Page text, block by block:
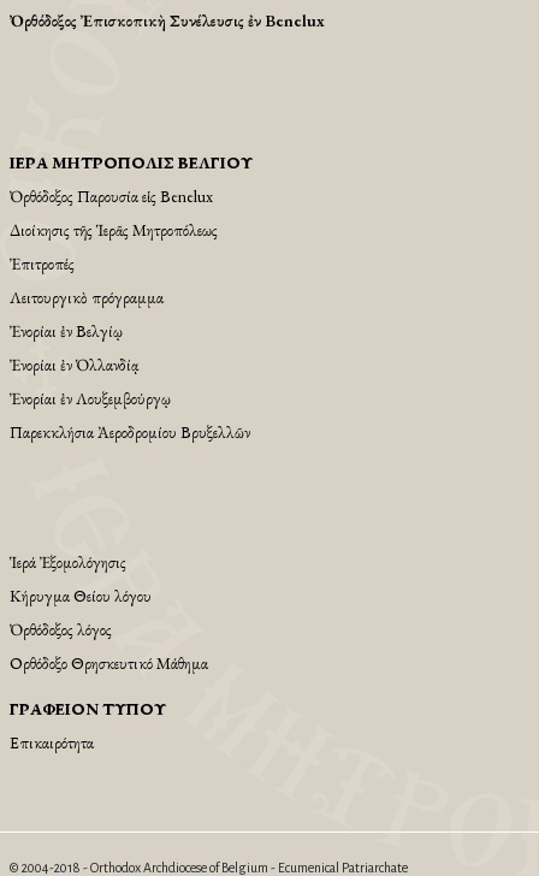
Ὀρθόδοξος Ἐπισκοπικὴ Συνέλευσις ἐν Benelux
ἹΕΡΆ ΜΗΤΡΌΠΟΛΙΣ ΒΕΛΓΊΟΥ
Ὀρθόδοξος Παρουσία εἱς Βenelux
Διοίκησις τῆς Ἱερᾶς Μητροπόλεως
Ἐπιτροπές
Λειτουργικὸ πρόγραμμα
Ἐνορίαι ἐν Βελγίῳ
Ἐνορίαι ἐν Ὁλλανδίᾳ
Ἐνορίαι ἐν Λουξεμβούργῳ
Παρεκκλήσια Ἀεροδρομίου Βρυξελλῶν
Ἱερά Ἐξομολόγησις
Κήρυγμα Θείου λόγου
Ὀρθόδοξος λόγος
Ορθόδοξο Θρησκευτικό Μάθημα
ΓΡΑΦΕΊΟΝ ΤΎΠΟΥ
Επικαιρότητα
© 2004-2018 - Orthodox Archdiocese of Belgium - Ecumenical Patriarchate